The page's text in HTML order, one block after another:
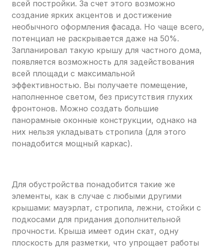
всей постройки. За счет этого возможно
создание ярких акцентов и достижение
необычного оформления фасада. Но чаще всего,
потенциал не раскрывается даже на 50%.
Запланировал такую крышу для частного дома,
появляется возможность для задействования
всей площади с максимальной
эффективностью. Вы получаете помещение,
наполненное светом, без присутствия глухих
фронтонов. Можно создать большие
панорамные оконные конструкции, однако на
них нельзя укладывать стропила (для этого
понадобится мощный каркас).
Для обустройства понадобится такие же
элементы, как в случае с любыми другими
крышами: мауэрлат, стропила, лежни, стойки с
подкосами для придания дополнительной
прочности. Крыша имеет один скат, одну
плоскость для разметки, что упрощает работы